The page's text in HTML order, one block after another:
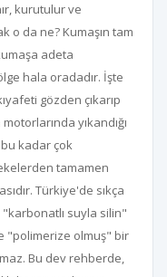
kurutulur ve
o da ne? Kumaşın tam
adeta
hala oradadır. İşte
gözden çıkarıp
yıkandığı
kadar çok
tamamen
Türkiye'de sıkça
suyla silin"
"polimerize olmuş" bir
Bu dev rehberde,